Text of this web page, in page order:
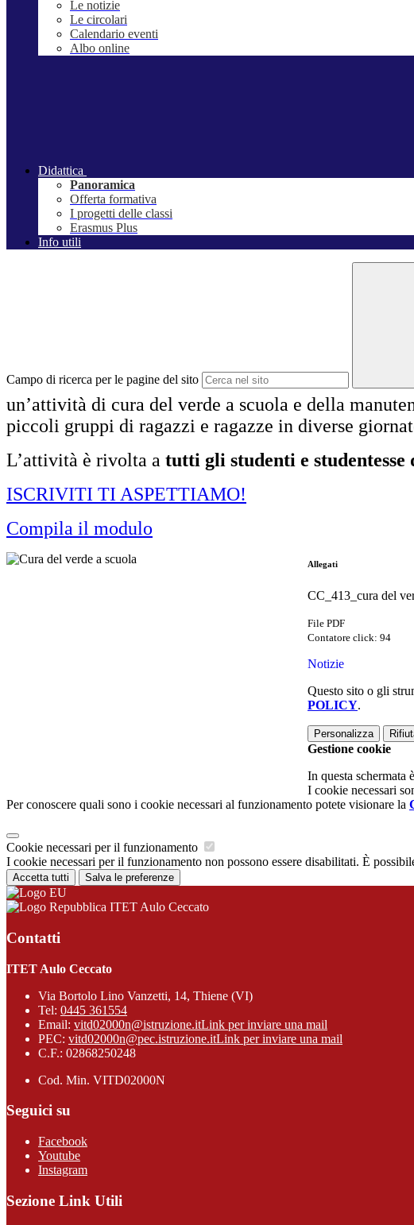
Le notizie
Le circolari
Calendario eventi
Albo online
Didattica
Panoramica
Offerta formativa
I progetti delle classi
Erasmus Plus
Info utili
Campo di ricerca per le pagine del sito
un’attività di cura del verde a scuola e della
piccoli gruppi di ragazzi e ragazze in diverse
L’attività è rivolta a tutti gli studenti e studentesse
ISCRIVITI TI ASPETTIAMO!
Compila il modulo
Allegati
CC_413_cura del
File PDF
Contatore click: 94
Notizie
Questo sito o gli
POLICY.
Personalizza
Gestione cookie
In questa schermata
I cookie necessari
Per conoscere quali sono i cookie necessari al funzionamento potete visionare la
Cookie necessari per il funzionamento
I cookie necessari per il funzionamento non possono essere disabilitati. È
Accetta tutti Salva le preferenze
ITET Aulo Ceccato
Contatti
ITET Aulo Ceccato
Via Bortolo Lino Vanzetti, 14, Thiene (VI)
Tel: 0445 361554
Email: vitd02000n@istruzione.itLink per inviare una mail
PEC: vitd02000n@pec.istruzione.itLink per inviare una mail
C.F.: 02868250248
Cod. Min. VITD02000N
Seguici su
Facebook
Youtube
Instagram
Sezione Link Utili